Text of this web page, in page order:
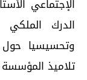
الإجتماعي
الدرك
وتحسيسيا حول
تلاميذ المؤسسة ، وذلك